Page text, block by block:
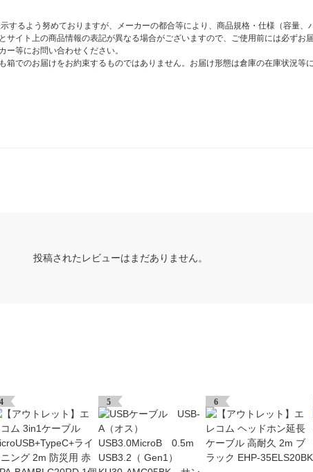
するよう努めておりますが、メーカーの都合等により、商品規格・仕様（容量、
サイト上の商品情報の表記が異なる場合がございますので、ご使用前には必ずお
等にお問い合わせください。
箱でのお届けをお約束するものではありません。お届け形態は倉庫の在庫状況等
投稿されたレビューはまだありません。
4 5 6